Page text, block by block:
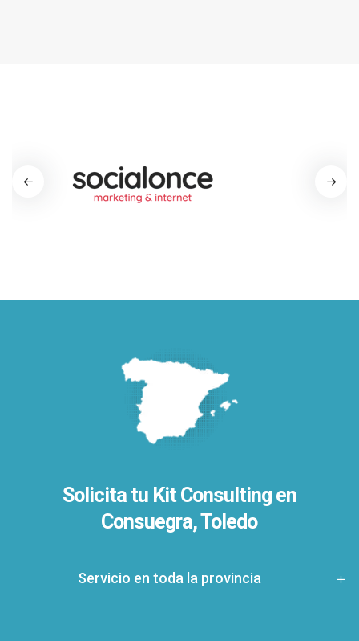
Solicita tu Kit Consulting en
Consuegra, Toledo
Servicio en toda la provincia